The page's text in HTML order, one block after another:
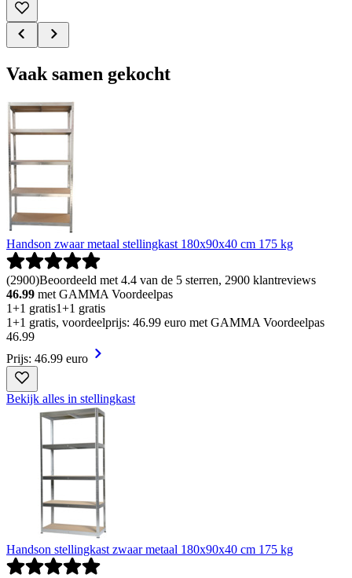
Vaak samen gekocht
Handson zwaar metaal stellingkast 180x90x40 cm 175 kg
(2900)Beoordeeld met 4.4 van de 5 sterren, 2900 klantreviews
46.99 met GAMMA Voordeelpas
1+1 gratis1+1 gratis
1+1 gratis, voordeelprijs: 46.99 euro met GAMMA Voordeelpas
46.99
Prijs: 46.99 euro
Bekijk alles in stellingkast
Handson stellingkast zwaar metaal 180x90x40 cm 175 kg